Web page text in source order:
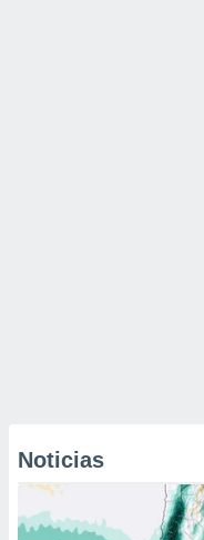
Noticias